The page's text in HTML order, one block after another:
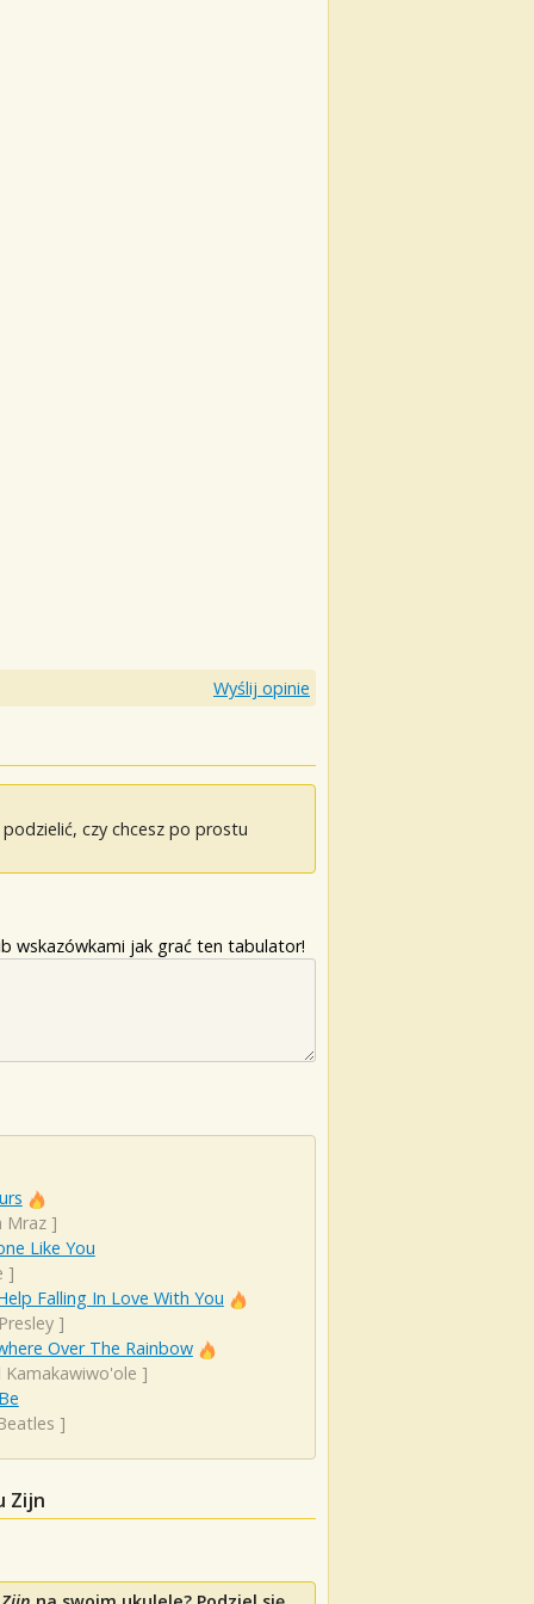
Wyślij opinie
czy chcesz po prostu
wskazówkami jak grać ten tabulator!
Mraz]
Like You
]
Falling In Love With You
]
Over The Rainbow
Kamakawiwo'ole ]
]
Zijn